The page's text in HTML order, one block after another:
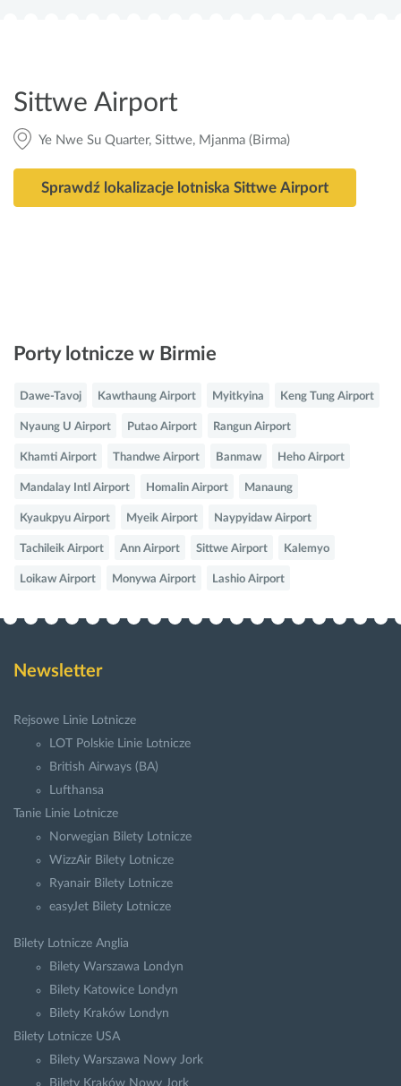
Sittwe Airport
Ye Nwe Su Quarter, Sittwe, Mjanma (Birma)
Sprawdź lokalizacje lotniska Sittwe Airport
Porty lotnicze w Birmie
Dawe-Tavoj Kawthaung Airport Myitkyina Keng Tung Airport
Nyaung U Airport Putao Airport Rangun Airport
Khamti Airport Thandwe Airport Banmaw Heho Airport
Mandalay Intl Airport Homalin Airport Manaung
Kyaukpyu Airport Myeik Airport Naypyidaw Airport
Tachileik Airport Ann Airport Sittwe Airport Kalemyo
Loikaw Airport Monywa Airport Lashio Airport
Newsletter
Rejsowe Linie Lotnicze
LOT Polskie Linie Lotnicze
British Airways (BA)
Lufthansa
Tanie Linie Lotnicze
Norwegian Bilety Lotnicze
WizzAir Bilety Lotnicze
Ryanair Bilety Lotnicze
easyJet Bilety Lotnicze
Bilety Lotnicze Anglia
Bilety Warszawa Londyn
Bilety Katowice Londyn
Bilety Kraków Londyn
Bilety Lotnicze USA
Bilety Warszawa Nowy Jork
Bilety Kraków Nowy Jork